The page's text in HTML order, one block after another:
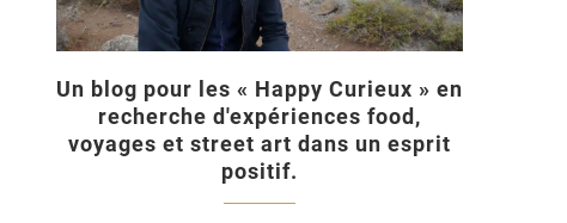
Un blog pour les « Happy Curieux » en
recherche d'expériences food,
voyages et street art dans un esprit
positif.